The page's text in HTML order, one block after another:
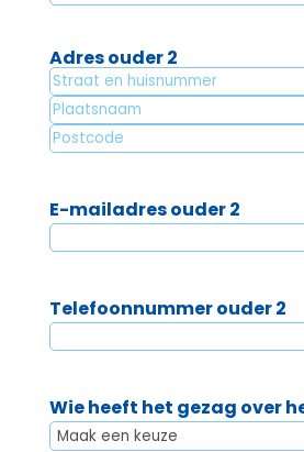
Adres ouder 2
Straat
+
huisnummer
Plaatsnaam
Postcode
E-mailadres ouder 2
Telefoonnummer ouder 2
Wie heeft het gezag over